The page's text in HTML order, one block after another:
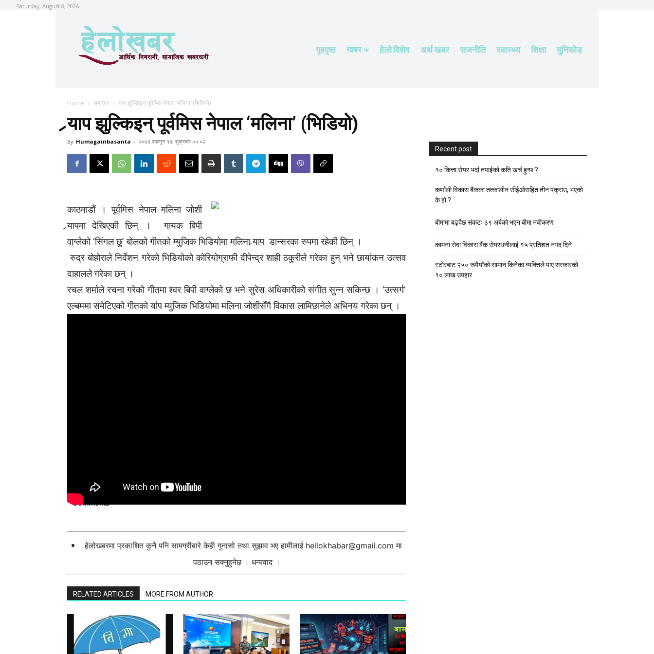
Saturday, August 8, 2026
गृहपृष्ठ खबर हेलाे विशेष अर्थ खबर राजनीति स्वास्थ्य शिक्षा युनिकोड
Home समाचार र्‍याप झुल्किइन् पूर्वमिस नेपाल ‘मलिना’ (भिडियो)
र्‍याप झुल्किइन् पूर्वमिस नेपाल ‘मलिना’ (भिडियो)
By Humagainbasanta - २०७३ फाल्गुन १३, शुक्रबार ०५:०२
काठमाडौं । पूर्वमिस नेपाल मलिना जोशी
र्‍यापमा देखिएकी छिन् । गायक बिपी
वाग्लेको ‘सिंगल छु’ बोलको गीतको म्युजिक भिडियोमा मलिना र्‍याप डान्सरका रुपमा रहेकी छिन् ।
रुद्र बोहोराले निर्देशन गरेको भिडियोको कोरियोग्राफी दीपेन्द्र शाही ठकुरीले गरेका हुन् भने छायांकन उत्सव
दाहालले गरेका छन् ।
रचल शर्माले रचना गरेको गीतमा श्वर बिपी वाग्लेको छ भने सुरेस अधिकारीको संगीत सुन्न सकिन्छ । ‘उत्सर्ग’
एल्बममा समेटिएको गीतको र्याप म्युजिक भिडियोमा मलिना जोशीसँगै विकास लामिछानेले अभिनय गरेका छन् ।
Comments
हेलोखबरमा प्रकाशित कुनै पनि सामग्रीबारे केही गुनासो तथा सुझाव भए हामीलाई hellokhabar@gmail.com मा
पठाउन सक्नुहुनेछ । धन्यवाद ।
RELATED ARTICLES MORE FROM AUTHOR
Recent post
१० कित्ता सेयर भर्दा तपाईको कति खर्च हुन्छ ?
कर्णाली विकास बैंकका तत्कालीन सीईओसहित तीन पक्राउ, भएकाे
के हाे ?
बीमामा बढ्दैछ संकटः ३९ अर्बको भएन बीमा नवीकरण
कामना सेवा विकास बैंक सेयरधनीलाई १५ प्रतिशत नगद दिने
स्टाेरबाट २५० रूपैयाँको सामान किनेका व्यक्तिले पाए सरकारको
१० लाख उपहार